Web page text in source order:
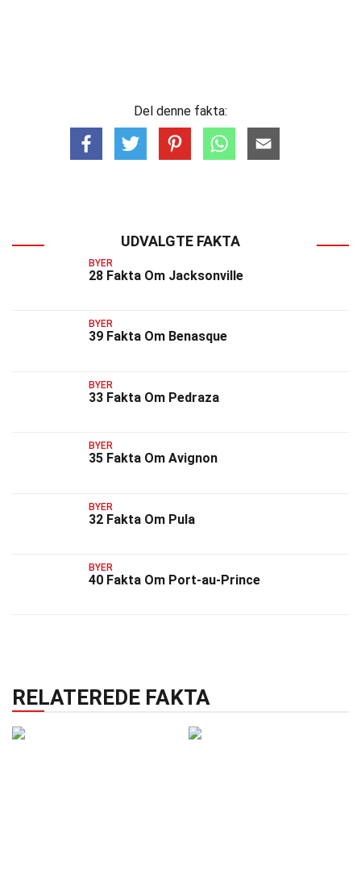
Del denne fakta:
UDVALGTE FAKTA
BYER
28 Fakta Om Jacksonville
BYER
39 Fakta Om Benasque
BYER
33 Fakta Om Pedraza
BYER
35 Fakta Om Avignon
BYER
32 Fakta Om Pula
BYER
40 Fakta Om Port-au-Prince
RELATEREDE FAKTA